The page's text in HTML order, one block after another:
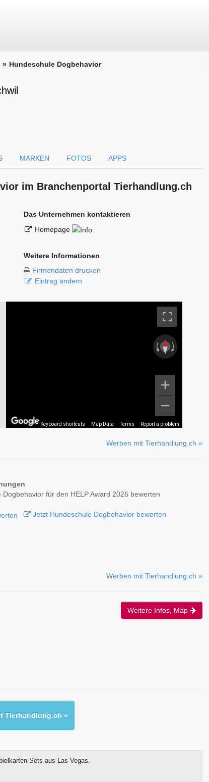
Hundeschule Dogbehavior
MARKEN FOTOS APPS
im Branchen­portal Tierhandlung.ch
Das Unternehmen kontaktieren
Homepage
Weitere Informationen
Firmendaten drucken
Eintrag ändern
Keyboard shortcuts Map Data Terms Report a problem
Werben mit Tierhandlung.ch »
Dogbehavior für den HELP Award 2026 bewerten
Jetzt Hundeschule Dogbehavior bewerten
Werben mit Tierhandlung.ch »
Weitere Infos, Map
Tierhandlung.ch »
Sets aus Las Vegas.